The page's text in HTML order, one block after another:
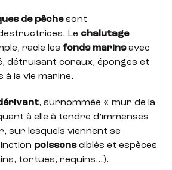
de pêchesont
Le chalutage
racle les fonds marinsavec
détruisant coraux, éponges et
à la vie marine.
, surnommée « mur de la
à elle à tendre d’immenses
sur lesquels viennent se
poissonsciblés et espèces
tortues, requins…).